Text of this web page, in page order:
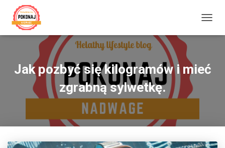
Jak pozbyć się kilogramów i mieć
zgrabną sylwetkę.